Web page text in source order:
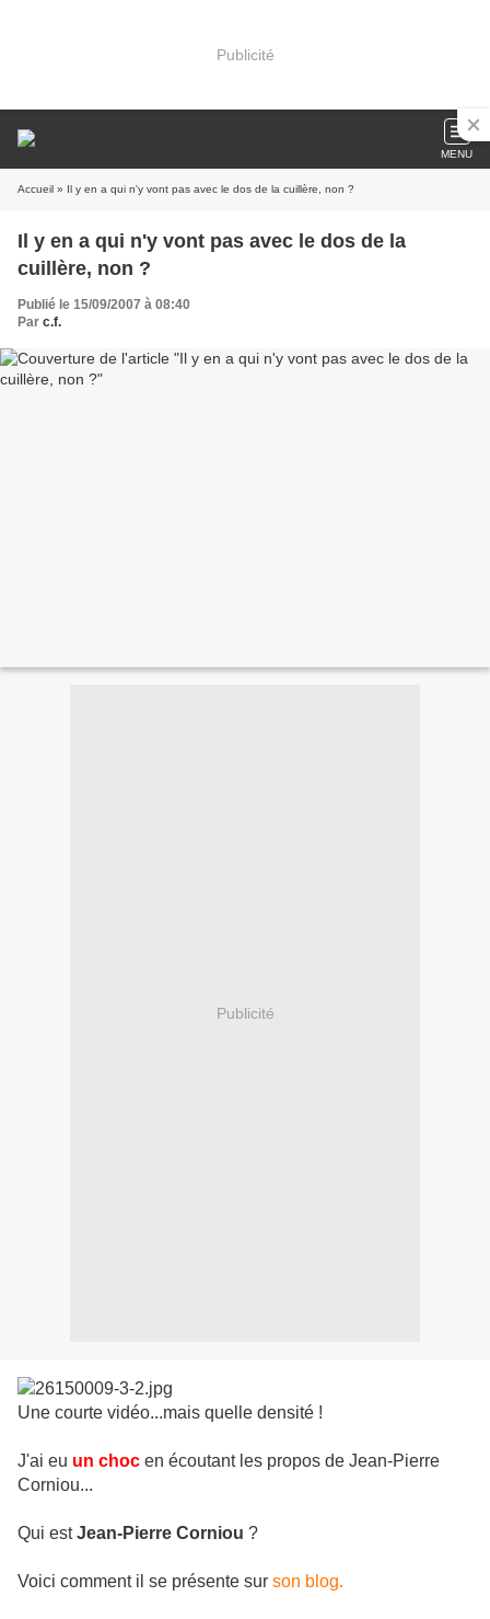
Publicité
MENU
Accueil » Il y en a qui n'y vont pas avec le dos de la cuillère, non ?
Il y en a qui n'y vont pas avec le dos de la
cuillère, non ?
Publié le 15/09/2007 à 08:40
Par c.f.
Publicité
Une courte vidéo...mais quelle densité !
J'ai eu un choc en écoutant les propos de Jean-Pierre
Corniou...
Qui estJean-Pierre Corniou ?
Voici comment il se présente sur son blog.